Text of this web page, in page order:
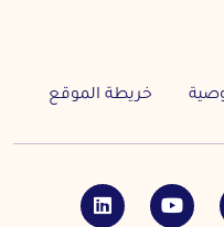
خريطة الموقع